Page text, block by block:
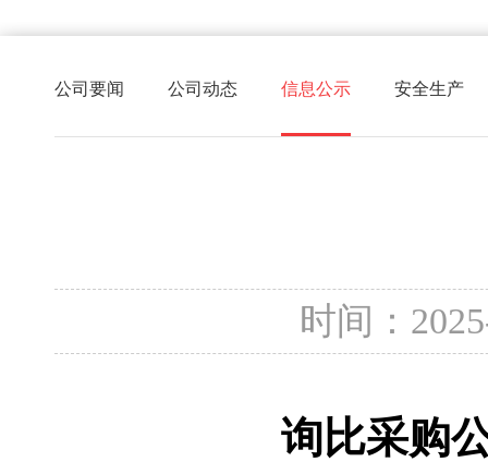
公司要闻 公司动态 信息公示 安全生产
时间：
询比采购